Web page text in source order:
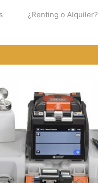
¿Renting o Alquiler?